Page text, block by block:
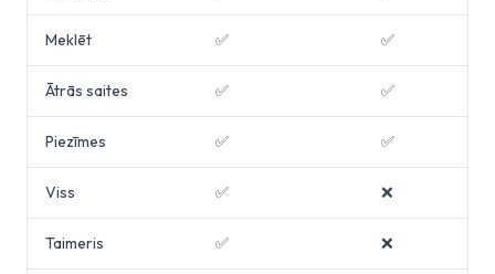
Meklēt ✅ ✅
Ātrās saites ✅ ✅
Piezīmes ✅ ✅
Viss ✅ ❌
Taimeris ✅ ❌